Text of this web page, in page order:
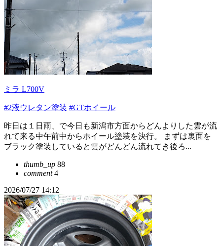
ミラ L700V
#2液ウレタン塗装 #GTホイール
昨日は１日雨、で今日も新潟市方面からどんよりした雲が流
れて来る中午前中からホイール塗装を決行。 まずは裏面を
ブラック塗装していると雲がどんどん流れてき後ろ...
thumb_up 88
comment4
2026/07/27 14:12